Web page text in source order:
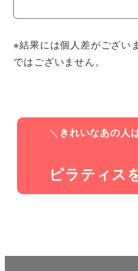
※結果には個人差がござい
ではございません。
＼ きれいなあの人
ピラティス